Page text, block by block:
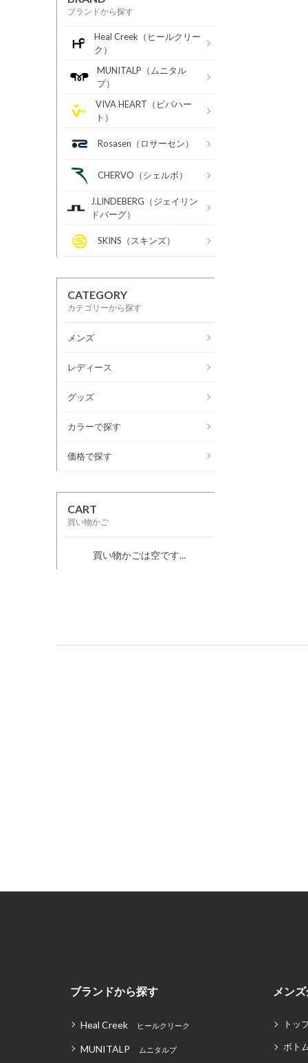
ブランドから探す
Heal Creek（ヒールクリー
ク）
MUNITALP（ムニタル
プ）
VIVA HEART（ビバハー
ト）
Rosasen（ロサーセン）
CHERVO（シェルボ）
J.LINDEBERG（ジェイリン
ドバーグ）
SKINS（スキンズ）
CATEGORY
カテゴリーから探す
メンズ
レディース
グッズ
カラーで探す
価格で探す
CART
買い物かご
買い物かごは空です...
ブランドから探す
Heal Creek ヒールクリーク
MUNITALP ムニタルプ
メン
トッ
ボト